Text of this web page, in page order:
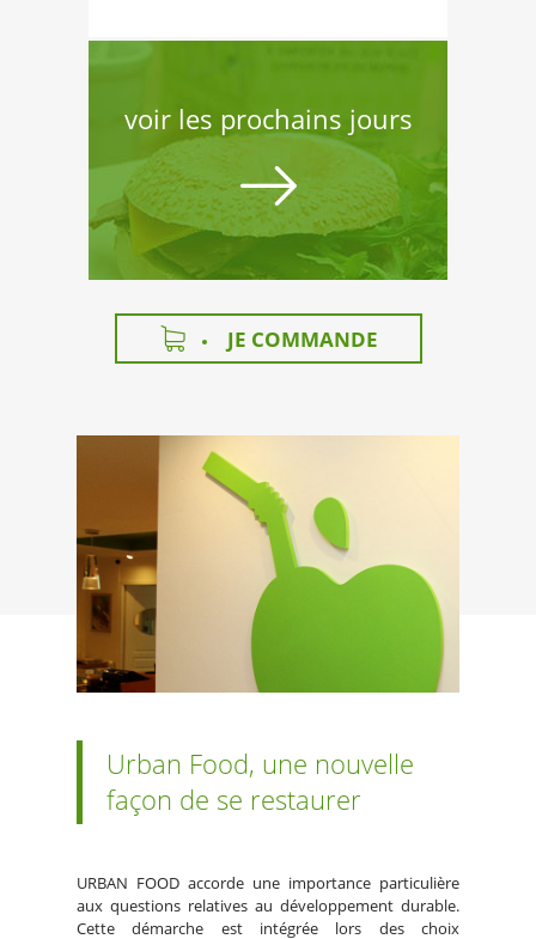
voir les prochains jours
JE COMMANDE
Urban Food, une nouvelle
façon de se restaurer
URBAN FOOD accorde une importance particulière
aux questions relatives au développement durable.
Cette démarche est intégrée lors des choix